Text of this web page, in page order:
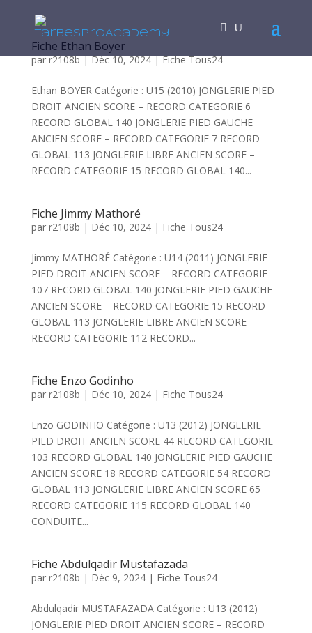
Fiche Ethan Boyer
parr2108b|Déc 10, 2024|Fiche Tous24
Ethan BOYER Catégorie : U15 (2010) JONGLERIE PIED
DROIT ANCIEN SCORE – RECORD CATEGORIE 6
RECORD GLOBAL 140 JONGLERIE PIED GAUCHE
ANCIEN SCORE – RECORD CATEGORIE 7 RECORD
GLOBAL 113 JONGLERIE LIBRE ANCIEN SCORE –
RECORD CATEGORIE 15 RECORD GLOBAL 140...
Fiche Jimmy Mathoré
par r2108b | Déc 10, 2024| Fiche Tous24
Jimmy MATHORÉ Catégorie : U14 (2011) JONGLERIE
PIED DROIT ANCIEN SCORE – RECORD CATEGORIE
107 RECORD GLOBAL 140 JONGLERIE PIED GAUCHE
ANCIEN SCORE – RECORD CATEGORIE 15 RECORD
GLOBAL 113 JONGLERIE LIBRE ANCIEN SCORE –
RECORD CATEGORIE 112 RECORD...
Fiche Enzo Godinho
par r2108b | Déc 10, 2024| Fiche Tous24
Enzo GODINHO Catégorie : U13 (2012) JONGLERIE
PIED DROIT ANCIEN SCORE 44 RECORD CATEGORIE
103 RECORD GLOBAL 140 JONGLERIE PIED GAUCHE
ANCIEN SCORE 18 RECORD CATEGORIE 54 RECORD
GLOBAL 113 JONGLERIE LIBRE ANCIEN SCORE 65
RECORD CATEGORIE 115 RECORD GLOBAL 140
CONDUITE...
Fiche Abdulqadir Mustafazada
par r2108b | Déc 9, 2024| Fiche Tous24
Abdulqadir MUSTAFAZADA Catégorie : U13 (2012)
JONGLERIE PIED DROIT ANCIEN SCORE – RECORD